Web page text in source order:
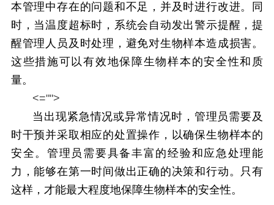
本管理中存在的问题和不足，并及时进行改进。同
时，当温度超标时，系统会自动发出警示提醒，提
醒管理人员及时处理，避免对生物样本造成损害。
这些措施可以有效地保障生物样本的安全性和质
量。
<="">
当出现紧急情况或异常情况时，管理员需要及
时干预并采取相应的处置操作，以确保生物样本的
安全。管理员需要具备丰富的经验和应急处理能
力，能够在第一时间做出正确的决策和行动。只有
这样，才能最大程度地保障生物样本的安全性。